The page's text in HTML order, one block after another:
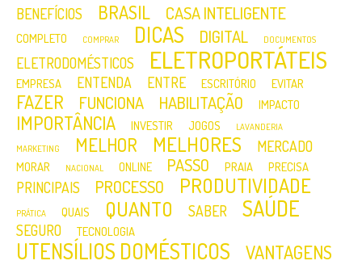
BENEFÍCIOS BRASIL CASA INTELIGENTE
COMPLETO COMPRAR DICAS DIGITAL DOCUMENTOS
ELETRODOMÉSTICOS ELETROPORTÁTEIS
EMPRESA ENTENDA ENTRE ESCRITÓRIO EVITAR
FAZER FUNCIONA HABILITAÇÃO IMPACTO
IMPORTÂNCIA INVESTIR JOGOS
LAVANDERIA
MARKETING
MELHOR MELHORES MERCADO
MORAR NACIONAL ONLINE PASSO PRAIA PRECISA
PRINCIPAIS PROCESSO PRODUTIVIDADE
PRÁTICA QUAIS QUANTO SABER SAÚDE
SEGURO TECNOLOGIA
UTENSÍLIOS DOMÉSTICOS VANTAGENS